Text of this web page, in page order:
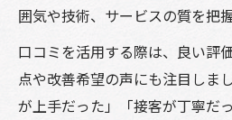
囲気や技術、サービスの質を把握
口コミを活用する際は、良い評
点や改善希望の声にも注目しま
が上手だった」「接客が丁寧だ